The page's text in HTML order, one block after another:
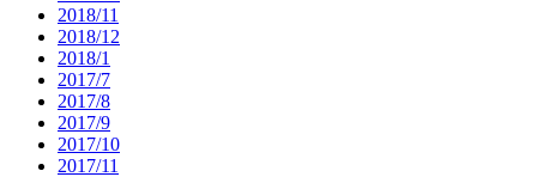
2018/11
2018/12
2018/1
2017/7
2017/8
2017/9
2017/10
2017/11